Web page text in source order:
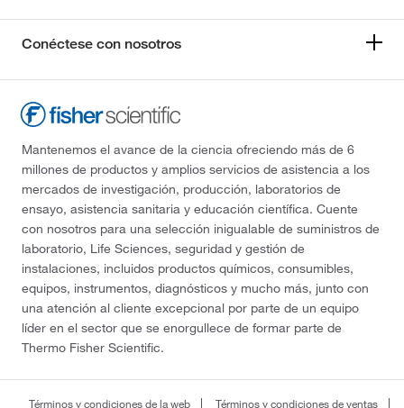
Conéctese con nosotros
Mantenemos el avance de la ciencia ofreciendo más de 6
millones de productos y amplios servicios de asistencia a los
mercados de investigación, producción, laboratorios de
ensayo, asistencia sanitaria y educación científica. Cuente
con nosotros para una selección inigualable de suministros de
laboratorio, Life Sciences, seguridad y gestión de
instalaciones, incluidos productos químicos, consumibles,
equipos, instrumentos, diagnósticos y mucho más, junto con
una atención al cliente excepcional por parte de un equipo
líder en el sector que se enorgullece de formar parte de
Thermo Fisher Scientific.
Términos y condiciones de la web Términos y condiciones de ventas